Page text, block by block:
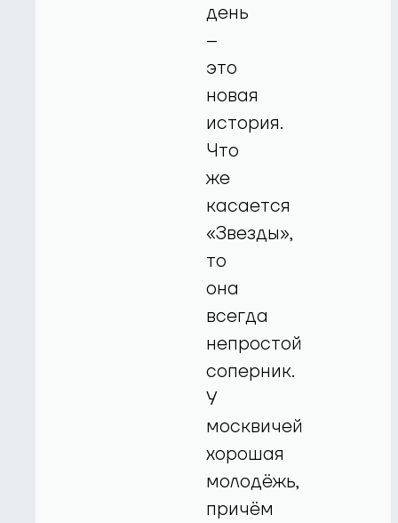
день
–
это
новая
история.
Что
же
касается
«Звезды»,
то
она
всегда
непростой
соперник.
У
москвичей
хорошая
молодёжь,
причём